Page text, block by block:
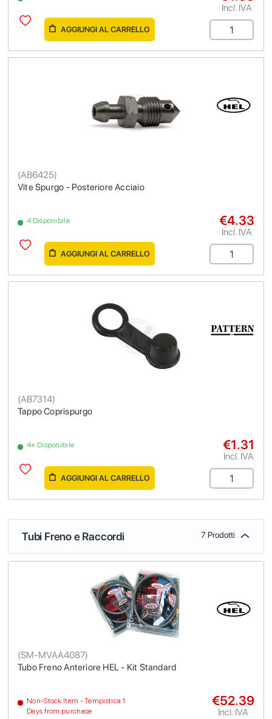
Incl. IVA
AGGIUNGI AL CARRELLO
Vite Spurgo - Posteriore Acciaio
(AB6425)
4 Disponibile €4.33
Incl. IVA
AGGIUNGI AL CARRELLO
Tappo Coprispurgo
(AB7314)
4+ Disponibile €1.31
Incl. IVA
AGGIUNGI AL CARRELLO
Tubi Freno e Raccordi 7 Prodotti
Tubo Freno Anteriore HEL - Kit Standard
(SM-MVAA4087)
Non-Stock Item - Tempistica 1
Days from purchase
€52.39
Incl. IVA